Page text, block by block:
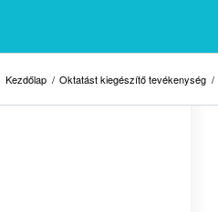
Kezdőlap / Oktatást kiegészítő tevékenység /